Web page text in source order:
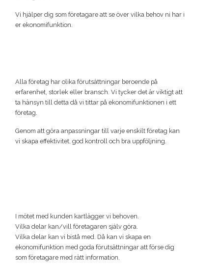
Vi hjälper dig som företagare att se över vilka behov ni har i
er ekonomifunktion.
Alla företag har olika förutsättningar beroende på
erfarenhet, storlek eller bransch. Vi tycker det är viktigt att
ta hänsyn till detta då vi tittar på ekonomifunktionen i ett
företag.
Genom att göra anpassningar till varje enskilt företag kan
vi skapa effektivitet, god kontroll och bra uppföljning.
I mötet med kunden kartlägger vi behoven.
Vilka delar kan/vill företagaren själv göra.
Vilka delar kan vi bistå med. Då kan vi skapa en
ekonomifunktion med goda förutsättningar att förse dig
som företagare med rätt information.